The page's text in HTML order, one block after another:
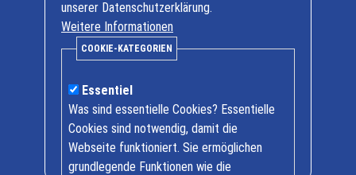
Öffnungszeiten
Mo. bis Fr. 7.30 Uhr bis 17.00 Uhr
Samstag Termine nach Vereinbarung
Tel + 49 (0)2403 / 997312
Fax + 49 (0)2403 / 997325
Fußzeile
unserer Datenschutzerklärung.
Weitere Informationen
COOKIE-KATEGORIEN
Essentiel
Was sind essentielle Cookies? Essentielle
Cookies sind notwendig, damit die
Webseite funktioniert. Sie ermöglichen
grundlegende Funktionen wie die